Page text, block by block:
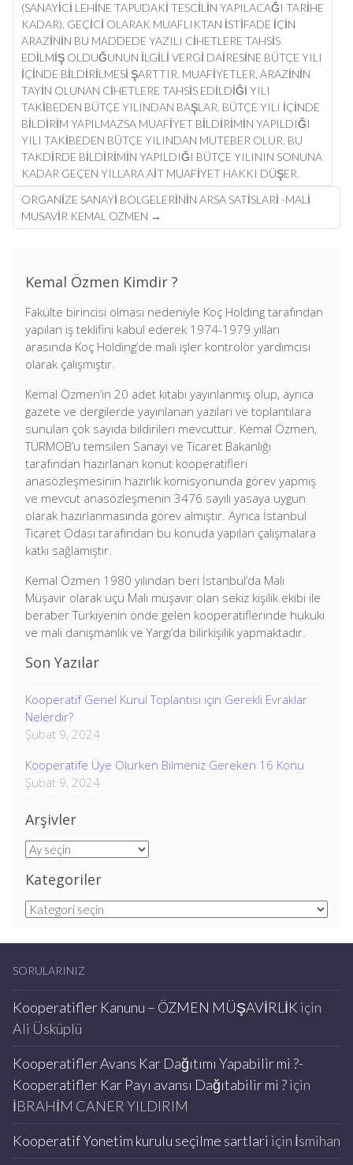
(SANAYICI LEHINE TAPUDAKI TESCILIN YAPILACAĞI TARIHE
KADAR). GEÇICI OLARAK MUAFLIKTAN ISTIFADE IÇIN
ARAZININ BU MADDEDE YAZILI CIHETLERE TAHSIS
EDILMIŞ OLDUĞUNUN ILGILI VERGI DAIRESINE BÜTÇE YILI
IÇINDE BILDIRILMESI ŞARTTIR. MUAFIYETLER, ARAZININ
TAYIN OLUNAN CIHETLERE TAHSIS EDILDIĞI YILI
TAKIBEDEN BÜTÇE YILINDAN BAŞLAR. BÜTÇE YILI IÇINDE
BILDIRIM YAPILMAZSA MUAFIYET BILDIRIMIN YAPILDIĞI
YILI TAKIBEDEN BÜTÇE YILINDAN MUTEBER OLUR. BU
TAKDIRDE BILDIRIMIN YAPILDIĞI BÜTÇE YILININ SONUNA
KADAR GEÇEN YILLARA AIT MUAFIYET HAKKI DÜŞER.
ORGANIZE SANAYI BOLGELERININ ARSA SATISLARI -MALI
MUSAVIR KEMAL OZMEN →
Kemal Özmen Kimdir ?
Fakülte birincisi olması nedeniyle Koç Holding tarafından
yapılan iş teklifini kabul ederek 1974-1979 yılları
arasında Koç Holding’de mali işler kontrolör yardımcısı
olarak çalışmıştır.
Kemal Özmen’in 20 adet kitabı yayınlanmış olup, ayrıca
gazete ve dergilerde yayınlanan yazıları ve toplantılara
sunulan çok sayıda bildirileri mevcuttur. Kemal Özmen,
TÜRMOB’u temsilen Sanayi ve Ticaret Bakanlığı
tarafından hazırlanan konut kooperatifleri
anasözleşmesinin hazırlık komisyonunda görev yapmış
ve mevcut anasözleşmenin 3476 sayılı yasaya uygun
olarak hazırlanmasında görev almıştır. Ayrıca İstanbul
Ticaret Odası tarafından bu konuda yapılan çalışmalara
katkı sağlamıştır.
Kemal Özmen 1980 yılından beri İstanbul’da Mali
Müşavir olarak üçü Mali müşavir olan sekiz kişilik ekibi ile
beraber Türkiyenin önde gelen kooperatiflerinde hukuki
ve mali danışmanlık ve Yargı’da bilirkişilik yapmaktadır.
Son Yazılar
Kooperatif Genel Kurul Toplantısı için Gerekli Evraklar
Nelerdir?
Şubat 9, 2024
Kooperatife Üye Olurken Bilmeniz Gereken 16 Konu
Şubat 9, 2024
Arşivler
Arşivler
Kategoriler
Kategoriler
SORULARINIZ
Kooperatifler Kanunu – ÖZMEN MÜŞAVİRLİK için
Ali Üsküplü
Kooperatifler Avans Kar Dağıtımı Yapabilir mi ?-
Kooperatifler Kar Payı avansı Dağıtabilir mi ?için
İBRAHİM CANER YILDIRIM
Kooperatif Yonetim kurulu seçilme sartlari için İsmihan